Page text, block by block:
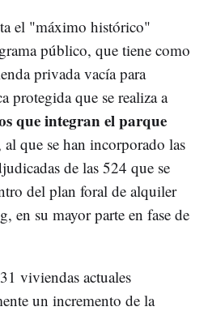
el "máximo histórico"
público, que tiene como
privada vacía para
protegida que se realiza a
que integran el parque
al que se han incorporado las
de las 524 que se
del plan foral de alquiler
en su mayor parte en fase de
viviendas actuales
un incremento de la